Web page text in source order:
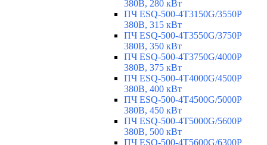
380В, 280 кВт
ПЧ ESQ-500-4T3150G/3550P
380В, 315 кВт
ПЧ ESQ-500-4T3550G/3750P
380В, 350 кВт
ПЧ ESQ-500-4T3750G/4000P
380В, 375 кВт
ПЧ ESQ-500-4T4000G/4500P
380В, 400 кВт
ПЧ ESQ-500-4T4500G/5000P
380В, 450 кВт
ПЧ ESQ-500-4T5000G/5600P
380В, 500 кВт
ПЧ ESQ-500-4T5600G/6300P